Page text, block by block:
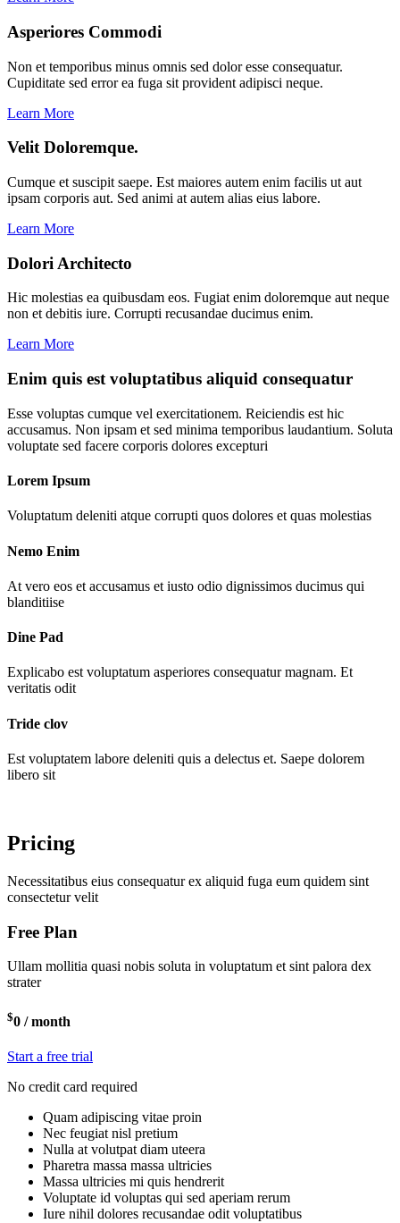
Asperiores Commodi
Non et temporibus minus omnis sed dolor esse consequatur.
Cupiditate sed error ea fuga sit provident adipisci neque.
Learn More
Velit Doloremque.
Cumque et suscipit saepe. Est maiores autem enim facilis ut aut
ipsam corporis aut. Sed animi at autem alias eius labore.
Learn More
Dolori Architecto
Hic molestias ea quibusdam eos. Fugiat enim doloremque aut neque
non et debitis iure. Corrupti recusandae ducimus enim.
Learn More
Enim quis est voluptatibus aliquid consequatur
Esse voluptas cumque vel exercitationem. Reiciendis est hic
accusamus. Non ipsam et sed minima temporibus laudantium. Soluta
voluptate sed facere corporis dolores excepturi
Lorem Ipsum
Voluptatum deleniti atque corrupti quos dolores et quas molestias
Nemo Enim
At vero eos et accusamus et iusto odio dignissimos ducimus qui
blanditiise
Dine Pad
Explicabo est voluptatum asperiores consequatur magnam. Et
veritatis odit
Tride clov
Est voluptatem labore deleniti quis a delectus et. Saepe dolorem
libero sit
Pricing
Necessitatibus eius consequatur ex aliquid fuga eum quidem sint
consectetur velit
Free Plan
Ullam mollitia quasi nobis soluta in voluptatum et sint palora dex
strater
$0 / month
Start a free trial
No credit card required
Quam adipiscing vitae proin
Nec feugiat nisl pretium
Nulla at volutpat diam uteera
Pharetra massa massa ultricies
Massa ultricies mi quis hendrerit
Voluptate id voluptas qui sed aperiam rerum
Iure nihil dolores recusandae odit voluptatibus